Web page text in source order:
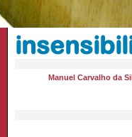
Manuel Carvalho da